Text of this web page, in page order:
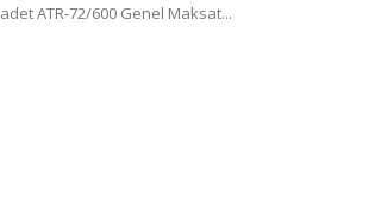
adet ATR-72/600 Genel Maksat...